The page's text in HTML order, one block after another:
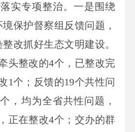
实专项整治。一是围绕
保护督察组反馈问题，
改抓好生态文明建设。
头整改的4个，已整改完
1个；反馈的19个共性问
个，均为全省共性问题，
正在整改4个；交办的群